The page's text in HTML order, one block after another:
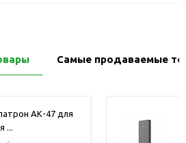
Самые продаваемые
АК-47 для
...